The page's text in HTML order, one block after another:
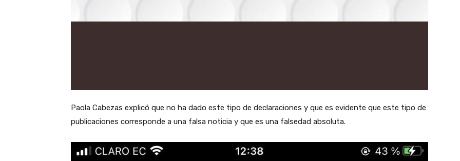
Paola Cabezas explicó que no ha dado este tipo de declaraciones y que es evidente que este tipo de
publicaciones corresponde a una falsa noticia y que es una falsedad absoluta.